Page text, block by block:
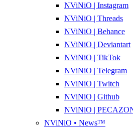
NViNiO | Instagram
NViNiO | Threads
NViNiO | Behance
NViNiO | Deviantart
NViNiO | TikTok
NViNiO | Telegram
NViNiO | Twitch
NViNiO | Github
NViNiO |
NViNiO • News™